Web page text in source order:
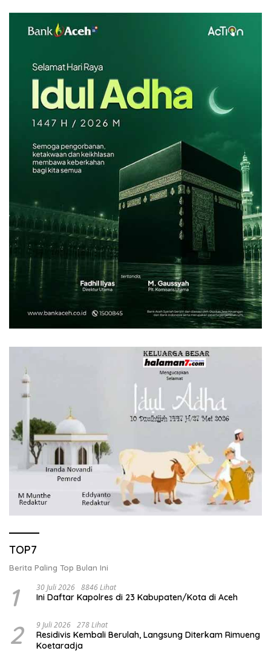
TOP7
Berita Paling Top Bulan Ini
1 30 Juli 2026 8846 Lihat
Ini Daftar Kapolres di 23 Kabupaten/Kota di Aceh
2 9 Juli 2026 278 Lihat
Residivis Kembali Berulah, Langsung Diterkam Rimueng
Koetaradja